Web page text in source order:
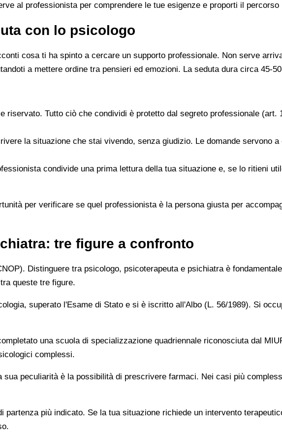
al professionista per comprendere le tue esigenze e proporti il percorso
con lo psicologo
cosa ti ha spinto a cercare un supporto professionale. Non serve
a mettere ordine tra pensieri ed emozioni. La seduta dura circa 45-
riservato. Tutto ciò che condividi è protetto dal segreto professionale (art.
la situazione che stai vivendo, senza giudizio. Le domande servono
condivide una prima lettura della tua situazione e, se lo ritieni
per verificare se quel professionista è la persona giusta per
tre figure a confronto
Distinguere tra psicologo, psicoterapeuta e psichiatra è
queste tre figure.
superato l'Esame di Stato e si è iscritto all'Albo (L. 56/1989). Si
una scuola di specializzazione quadriennale riconosciuta dal
complessi.
peculiarità è la possibilità di prescrivere farmaci. Nei casi più
partenza più indicato. Se la tua situazione richiede un intervento